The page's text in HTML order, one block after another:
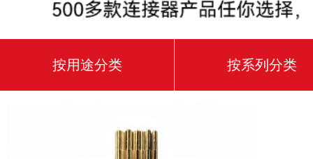
按用途分类 按系列分类